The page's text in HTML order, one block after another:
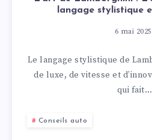
langage stylistique
6 mai 2025
Le langage stylistique de
de luxe, de vitesse et
qui fait…
Conseils auto